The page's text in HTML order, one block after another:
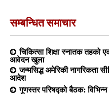
सम्बन्धित समाचार
चिकित्सा शिक्षा स्नातक तहको
आवेदन खुला
जन्मसिद्ध अमेरिकी नागरिकता
आदेश
गुणस्तर परिषद्को बैठक: